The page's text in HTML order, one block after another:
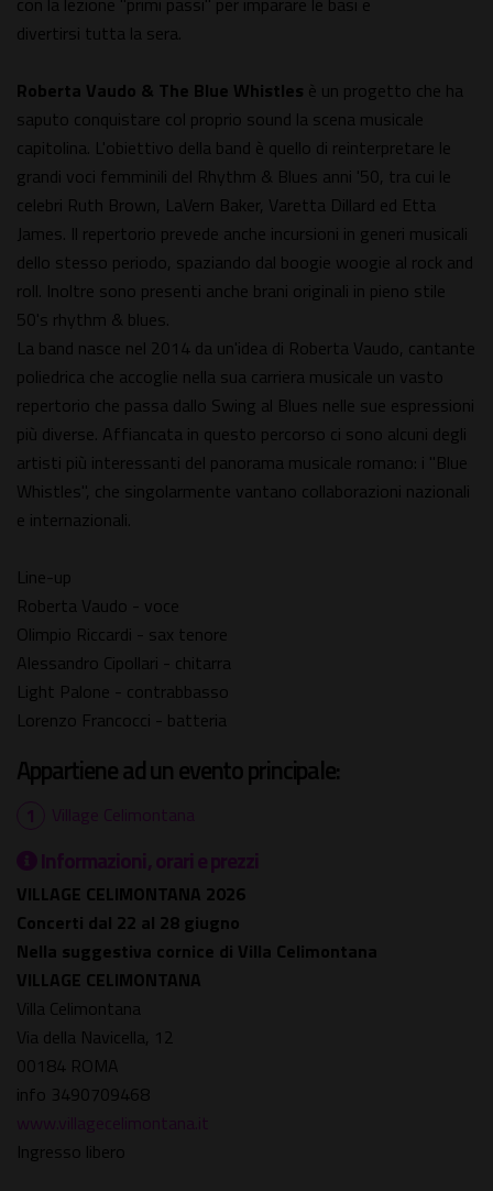
divertirsi tutta la sera.
Roberta Vaudo & The Blue Whistles è un progetto che ha
saputo conquistare col proprio sound la scena musicale
capitolina. L'obiettivo della band è quello di reinterpretare le
grandi voci femminili del Rhythm & Blues anni '50, tra cui le
celebri Ruth Brown, LaVern Baker, Varetta Dillard ed Etta
James. Il repertorio prevede anche incursioni in generi musicali
dello stesso periodo, spaziando dal boogie woogie al rock and
roll. Inoltre sono presenti anche brani originali in pieno stile
50's rhythm & blues.
La band nasce nel 2014 da un'idea di Roberta Vaudo, cantante
poliedrica che accoglie nella sua carriera musicale un vasto
repertorio che passa dallo Swing al Blues nelle sue espressioni
più diverse. Affiancata in questo percorso ci sono alcuni degli
artisti più interessanti del panorama musicale romano: i "Blue
Whistles", che singolarmente vantano collaborazioni nazionali
e internazionali.
Line-up
Roberta Vaudo - voce
Olimpio Riccardi - sax tenore
Alessandro Cipollari - chitarra
Light Palone - contrabbasso
Lorenzo Francocci - batteria
Appartiene ad un evento principale:
Village Celimontana
Informazioni, orari e prezzi
VILLAGE CELIMONTANA 2026
Concerti dal 22 al 28 giugno
Nella suggestiva cornice di Villa Celimontana
VILLAGE CELIMONTANA
Villa Celimontana
Via della Navicella, 12
00184 ROMA
info 3490709468
www.villagecelimontana.it
Ingresso libero